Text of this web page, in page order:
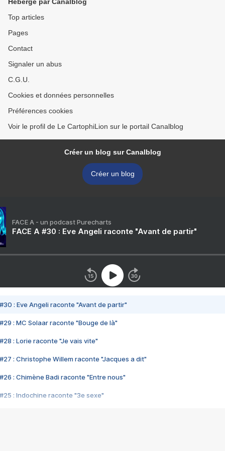
Top articles
Pages
Contact
Signaler un abus
C.G.U.
Cookies et données personnelles
Préférences cookies
Voir le profil de Le CartophiLion sur le portail Canalblog
Créer un blog sur Canalblog
Créer un blog
FACE A - un podcast Purecharts
FACE A #30 : Eve Angeli raconte "Avant de partir"
#30 : Eve Angeli raconte "Avant de partir"
#29 : MC Solaar raconte "Bouge de là"
#28 : Lorie raconte "Je vais vite"
#27 : Christophe Willem raconte "Jacques a dit"
#26 : Chimène Badi raconte "Entre nous"
#25 : Indochine raconte "3e sexe"